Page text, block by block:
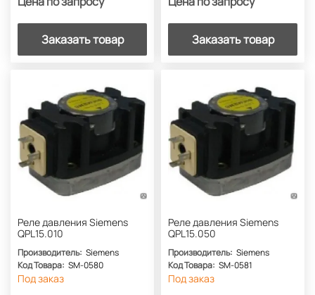
Заказать товар Заказать товар
Реле давления Siemens
QPL15.010
Производитель: Siemens
Код Товара: SM-0580
Под заказ
Реле давления Siemens
QPL15.050
Производитель: Siemens
Код Товара: SM-0581
Под заказ